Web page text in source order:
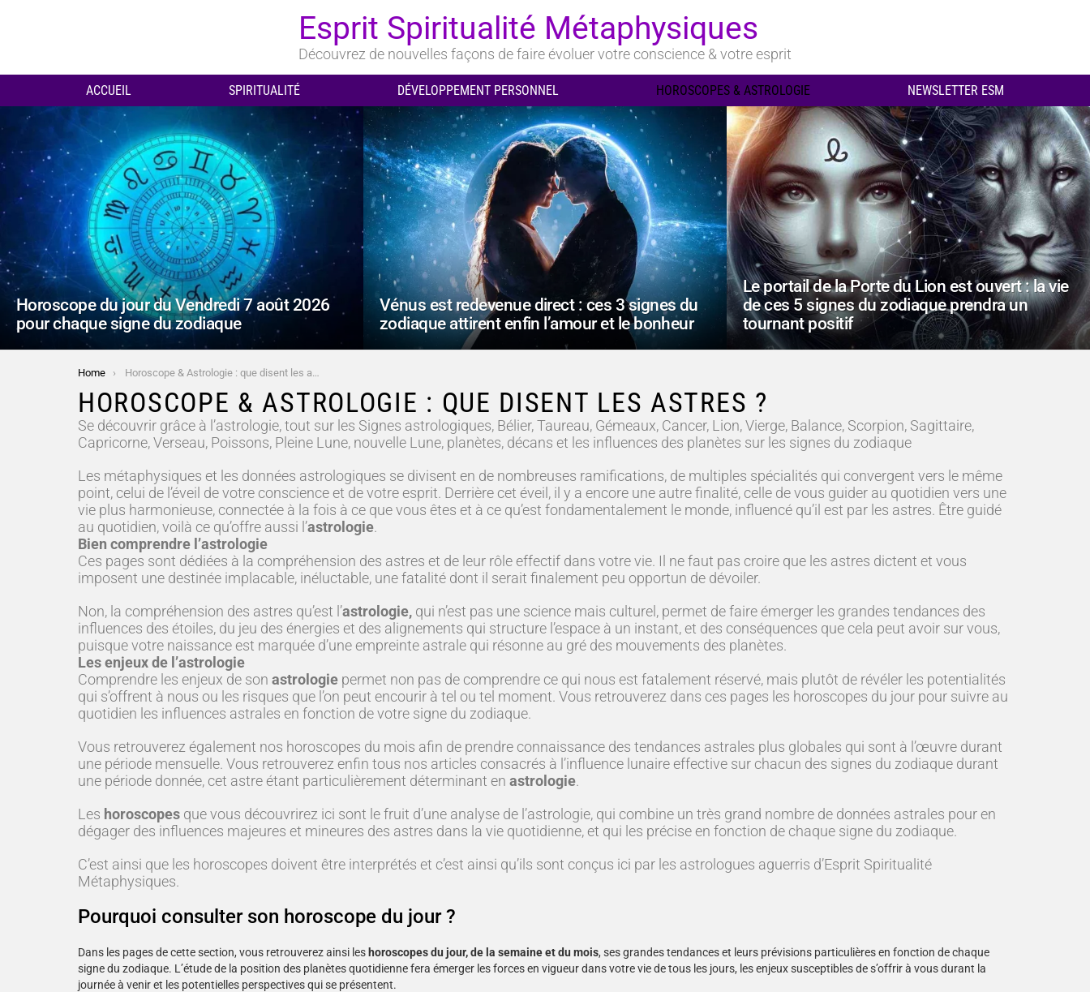
Esprit Spiritualité Métaphysiques
Découvrez de nouvelles façons de faire évoluer votre conscience & votre esprit
ACCUEIL SPIRITUALITÉ DÉVELOPPEMENT PERSONNEL HOROSCOPES & ASTROLOGIE NEWSLETTER ESM
DERNIERS
ARTICLES
Horoscope du jour du Vendredi 7 août 2026
pour chaque signe du zodiaque
Vénus est redevenue direct : ces 3 signes du
zodiaque attirent enfin l’amour et le bonheur
Le portail de la Porte du Lion est ouvert : la vie
de ces 5 signes du zodiaque prendra un
tournant positif
You are here:
Home Horoscope & Astrologie : que disent les astres ?
HOROSCOPE & ASTROLOGIE : QUE DISENT LES ASTRES ?
Se découvrir grâce à l’astrologie, tout sur les Signes astrologiques, Bélier, Taureau, Gémeaux, Cancer, Lion, Vierge, Balance, Scorpion, Sagittaire,
Capricorne, Verseau, Poissons, Pleine Lune, nouvelle Lune, planètes, décans et les influences des planètes sur les signes du zodiaque
Les métaphysiques et les données astrologiques se divisent en de nombreuses ramifications, de multiples spécialités qui convergent vers le même
point, celui de l’éveil de votre conscience et de votre esprit. Derrière cet éveil, il y a encore une autre finalité, celle de vous guider au quotidien vers une
vie plus harmonieuse, connectée à la fois à ce que vous êtes et à ce qu’est fondamentalement le monde, influencé qu’il est par les astres. Être guidé
au quotidien, voilà ce qu’offre aussi l’astrologie.
Bien comprendre l’astrologie
Ces pages sont dédiées à la compréhension des astres et de leur rôle effectif dans votre vie. Il ne faut pas croire que les astres dictent et vous
imposent une destinée implacable, inéluctable, une fatalité dont il serait finalement peu opportun de dévoiler.
Non, la compréhension des astres qu’est l’astrologie, qui n’est pas une science mais culturel, permet de faire émerger les grandes tendances des
influences des étoiles, du jeu des énergies et des alignements qui structure l’espace à un instant, et des conséquences que cela peut avoir sur vous,
puisque votre naissance est marquée d’une empreinte astrale qui résonne au gré des mouvements des planètes.
Les enjeux de l’astrologie
Comprendre les enjeux de son astrologie permet non pas de comprendre ce qui nous est fatalement réservé, mais plutôt de révéler les potentialités
qui s’offrent à nous ou les risques que l’on peut encourir à tel ou tel moment. Vous retrouverez dans ces pages les horoscopes du jour pour suivre au
quotidien les influences astrales en fonction de votre signe du zodiaque.
Vous retrouverez également nos horoscopes du mois afin de prendre connaissance des tendances astrales plus globales qui sont à l’œuvre durant
une période mensuelle. Vous retrouverez enfin tous nos articles consacrés à l’influence lunaire effective sur chacun des signes du zodiaque durant
une période donnée, cet astre étant particulièrement déterminant en astrologie.
Les horoscopes que vous découvrirez ici sont le fruit d’une analyse de l’astrologie, qui combine un très grand nombre de données astrales pour en
dégager des influences majeures et mineures des astres dans la vie quotidienne, et qui les précise en fonction de chaque signe du zodiaque.
C’est ainsi que les horoscopes doivent être interprétés et c’est ainsi qu’ils sont conçus ici par les astrologues aguerris d’Esprit Spiritualité
Métaphysiques.
Pourquoi consulter son horoscope du jour ?
Dans les pages de cette section, vous retrouverez ainsi les horoscopes du jour, de la semaine et du mois, ses grandes tendances et leurs prévisions particulières en fonction de chaque
signe du zodiaque. L’étude de la position des planètes quotidienne fera émerger les forces en vigueur dans votre vie de tous les jours, les enjeux susceptibles de s’offrir à vous durant la
journée à venir et les potentielles perspectives qui se présentent.